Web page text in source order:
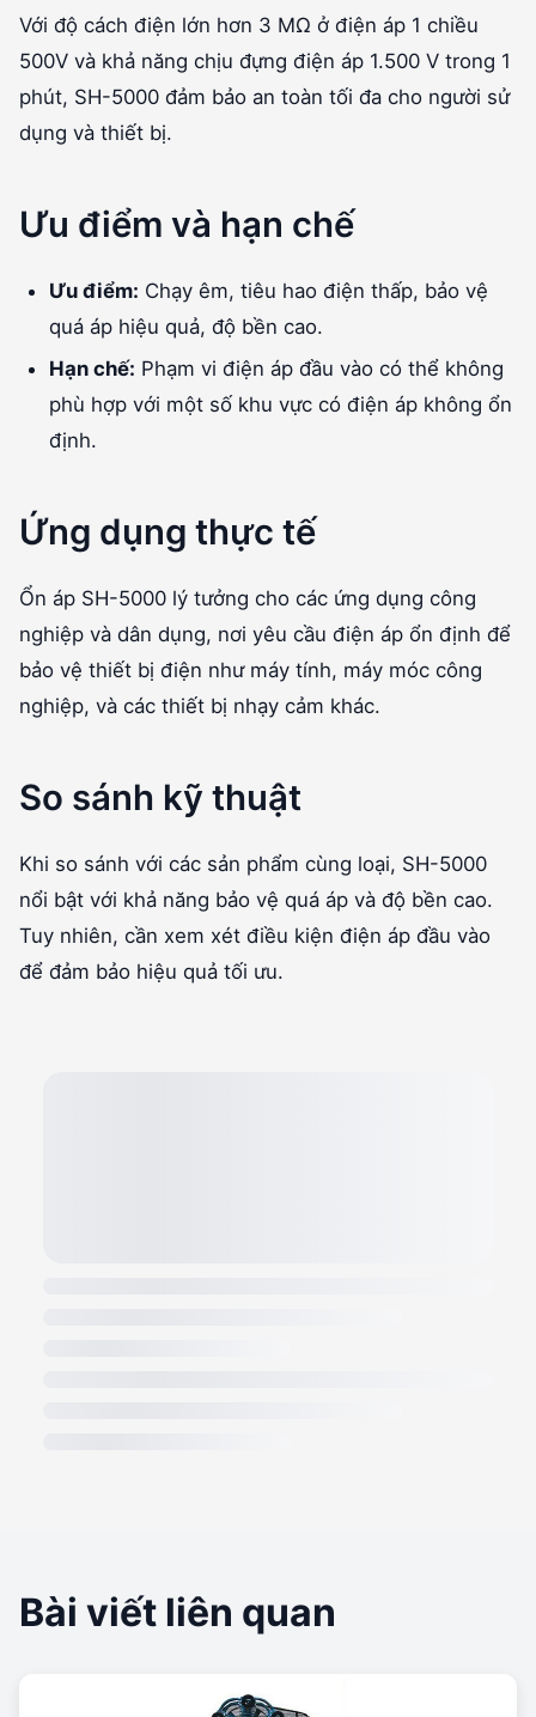
Với độ cách điện lớn hơn 3 MΩ ở điện áp 1 chiều
500V và khả năng chịu đựng điện áp 1.500 V trong 1
phút, SH-5000 đảm bảo an toàn tối đa cho người sử
dụng và thiết bị.
Ưu điểm và hạn chế
Ưu điểm: Chạy êm, tiêu hao điện thấp, bảo vệ
quá áp hiệu quả, độ bền cao.
Hạn chế: Phạm vi điện áp đầu vào có thể không
phù hợp với một số khu vực có điện áp không ổn
định.
Ứng dụng thực tế
Ổn áp SH-5000 lý tưởng cho các ứng dụng công
nghiệp và dân dụng, nơi yêu cầu điện áp ổn định để
bảo vệ thiết bị điện như máy tính, máy móc công
nghiệp, và các thiết bị nhạy cảm khác.
So sánh kỹ thuật
Khi so sánh với các sản phẩm cùng loại, SH-5000
nổi bật với khả năng bảo vệ quá áp và độ bền cao.
Tuy nhiên, cần xem xét điều kiện điện áp đầu vào
để đảm bảo hiệu quả tối ưu.
Bài viết liên quan